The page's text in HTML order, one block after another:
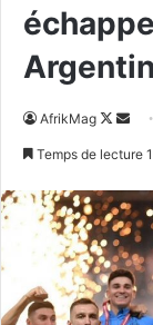
AfrikMag
Follow
Temps de lecture